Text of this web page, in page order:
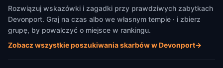
Rozwiązuj wskazówki i zagadki przy prawdziwych zabytkach
Devonport. Graj na czas albo we własnym tempie · i zbierz
grupę, by powalczyć o miejsce w rankingu.
Zobacz wszystkie poszukiwania skarbów w Devonport→